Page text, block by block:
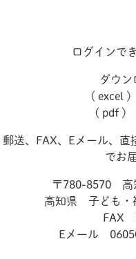
ログインで
ダウン
( excel )
( pdf )
郵送、FAX、Eメール、直
でお
〒780-8570 高
高知県 子ども・
FAX
Eメール